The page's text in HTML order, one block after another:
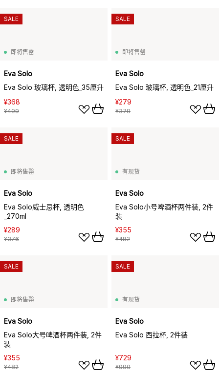
即将售罄
Eva Solo
Eva Solo 玻璃杯, 透明色_35厘升
¥368
¥499
SALE
即将售罄
Eva Solo
Eva Solo 玻璃杯, 透明色_21厘升
¥279
¥379
SALE
即将售罄
Eva Solo
Eva Solo威士忌杯, 透明色
_270ml
¥289
¥376
SALE
有现货
Eva Solo
Eva Solo小号啤酒杯两件装, 2件
装
¥355
¥482
SALE
即将售罄
Eva Solo
Eva Solo大号啤酒杯两件装, 2件
装
¥355
¥482
SALE
有现货
Eva Solo
Eva Solo 西拉杯, 2件装
¥729
¥990
SALE